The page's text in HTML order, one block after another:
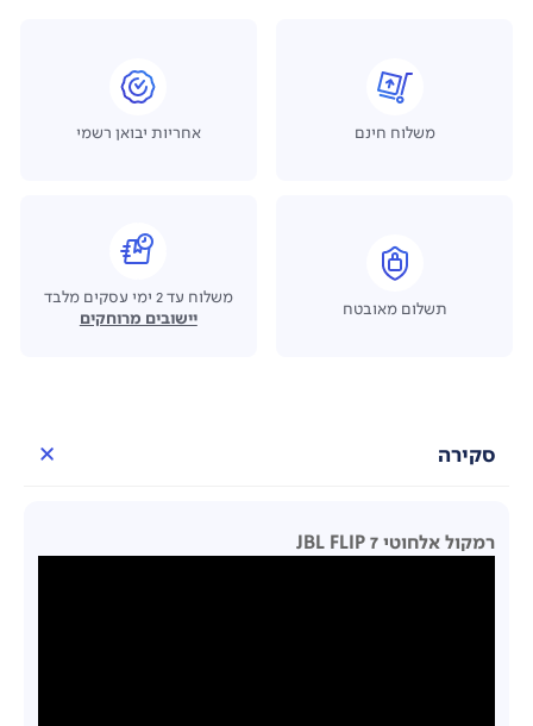
משלוח חינם אחריות יבואן רשמי
תשלום מאובטח
משלוח עד 2 ימי עסקים מלבד
יישובים מרוחקים
סקירה
רמקול אלחוטי JBL FLIP 7